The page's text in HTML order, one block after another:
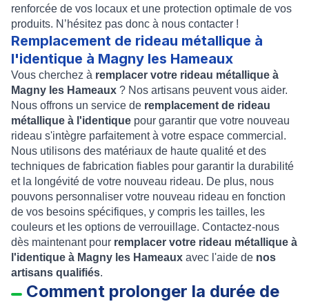
renforcée de vos locaux et une protection optimale de vos
produits. N’hésitez pas donc à nous contacter !
Remplacement de rideau métallique à
l'identique à Magny les Hameaux
Vous cherchez à remplacer votre rideau métallique à
Magny les Hameaux ? Nos artisans peuvent vous aider.
Nous offrons un service de remplacement de rideau
métallique à l'identique pour garantir que votre nouveau
rideau s'intègre parfaitement à votre espace commercial.
Nous utilisons des matériaux de haute qualité et des
techniques de fabrication fiables pour garantir la durabilité
et la longévité de votre nouveau rideau. De plus, nous
pouvons personnaliser votre nouveau rideau en fonction
de vos besoins spécifiques, y compris les tailles, les
couleurs et les options de verrouillage. Contactez-nous
dès maintenant pour remplacer votre rideau métallique à
l'identique à Magny les Hameaux avec l'aide de nos
artisans qualifiés.
Comment prolonger la durée de